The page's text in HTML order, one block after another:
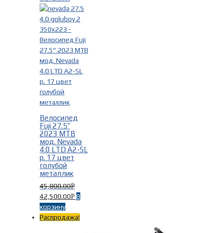
Велосипед
Fuji 27.5″
2023 MTB
мод. Nevada
4.0 LTD A2-SL
р. 17 цвет
голубой
металлик
45,800.00Р
42,500.00Р В
корзину
Распродажа!